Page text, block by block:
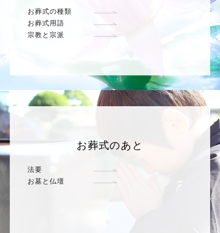
お葬式の種類
お葬式用語
宗教と宗派
お葬式のあと
法要
お墓と仏壇